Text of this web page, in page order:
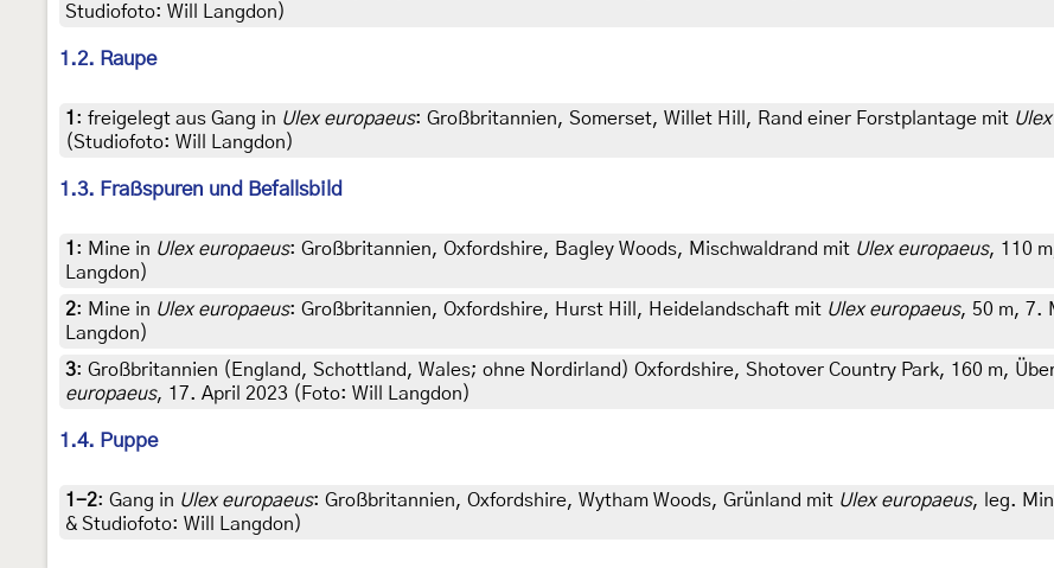
Studiofoto: Will Langdon)
1.2. Raupe
1 : freigelegt aus Gang in Ulex europaeus: Großbritannien, Somerset, Willet Hill, Rand einer Forstplantage mit
(Studiofoto: Will Langdon)
1.3. Fraßspuren und Befallsbild
1 : Mine in Ulex europaeus: Großbritannien, Oxfordshire, Bagley Woods, Mischwaldrand mit Ulex europaeus, 110
Langdon)
2: Mine in Ulex europaeus: Großbritannien, Oxfordshire, Hurst Hill, Heidelandschaft mit Ulex europaeus, 50 m, 7.
Langdon)
3: Großbritannien (England, Schottland, Wales; ohne Nordirland) Oxfordshire, Shotover Country Park, 160 m,
europaeus, 17. April 2023 (Foto: Will Langdon)
1.4. Puppe
1-2: Gang in Ulex europaeus: Großbritannien, Oxfordshire, Wytham Woods, Grünland mit Ulex europaeus, leg.
& Studiofoto: Will Langdon)